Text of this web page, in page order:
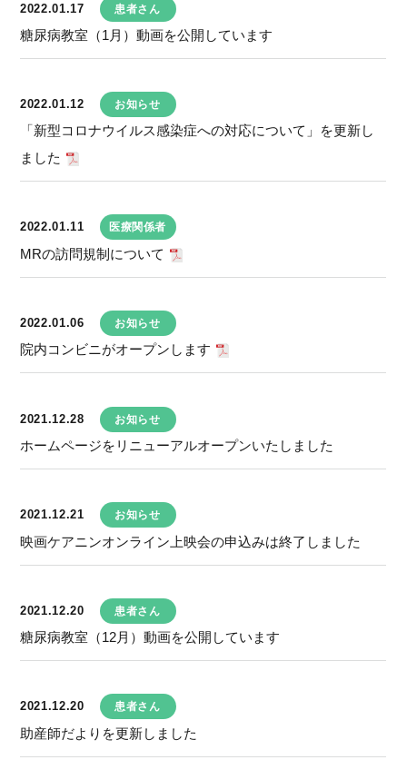
2022.01.17 患者さん
糖尿病教室（1月）動画を公開しています
2022.01.12 お知らせ
「新型コロナウイルス感染症への対応について」を更新し
ました
2022.01.11 医療関係者
MRの訪問規制について
2022.01.06 お知らせ
院内コンビニがオープンします
2021.12.28 お知らせ
ホームページをリニューアルオープンいたしました
2021.12.21 お知らせ
映画ケアニンオンライン上映会の申込みは終了しました
2021.12.20 患者さん
糖尿病教室（12月）動画を公開しています
2021.12.20 患者さん
助産師だよりを更新しました